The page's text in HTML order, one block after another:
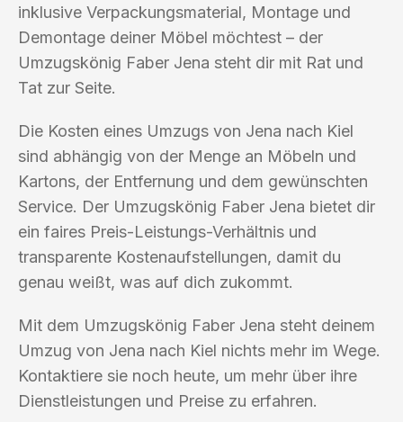
inklusive Verpackungsmaterial, Montage und
Demontage deiner Möbel möchtest – der
Umzugskönig Faber Jena steht dir mit Rat und
Tat zur Seite.
Die Kosten eines Umzugs von Jena nach Kiel
sind abhängig von der Menge an Möbeln und
Kartons, der Entfernung und dem gewünschten
Service. Der Umzugskönig Faber Jena bietet dir
ein faires Preis-Leistungs-Verhältnis und
transparente Kostenaufstellungen, damit du
genau weißt, was auf dich zukommt.
Mit dem Umzugskönig Faber Jena steht deinem
Umzug von Jena nach Kiel nichts mehr im Wege.
Kontaktiere sie noch heute, um mehr über ihre
Dienstleistungen und Preise zu erfahren.